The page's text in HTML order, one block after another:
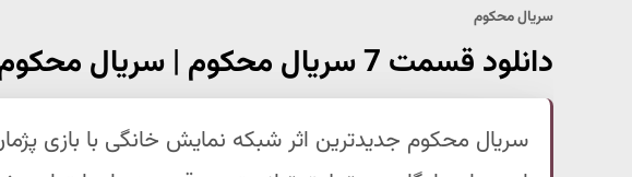
سریال محکوم
دانلود قسمت 7 سریال محکوم | سریال محکوم به نقطه حساس رسید !
سریال محکوم جدیدترین اثر شبکه نمایش خانگی با بازی